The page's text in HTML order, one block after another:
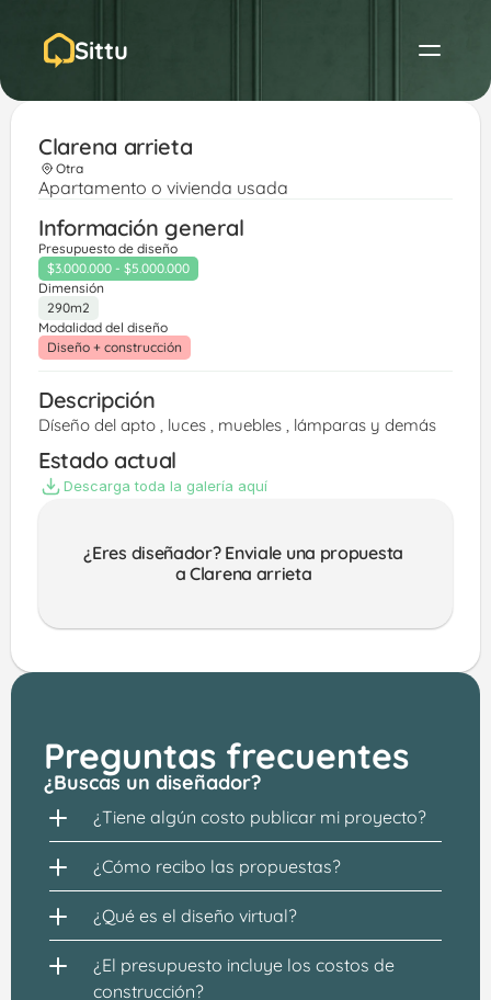
Sittu
Clarena arrieta
Otra
Apartamento o vivienda usada
Información general
Presupuesto de diseño
$3.000.000 - $5.000.000
Dimensión
290m2
Modalidad del diseño
Diseño + construcción
Descripción
Díseño del apto , luces , muebles , lámparas y demás
Estado actual
Descarga toda la galería aquí
¿Eres diseñador? Enviale una propuesta
a Clarena arrieta
Preguntas frecuentes
¿Buscas un diseñador?
¿Tiene algún costo publicar mi proyecto?
¿Cómo recibo las propuestas?
¿Qué es el diseño virtual?
¿El presupuesto incluye los costos de
construcción?